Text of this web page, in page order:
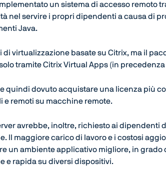
un sistema di accesso remoto
nel servire i propri dipendenti a causa di
Java.
di virtualizzazione basate su Citrix, ma il
tramite Citrix Virtual Apps (in precedenza
quindi dovuto acquistare una licenza più
remoti su macchine remote.
avrebbe, inoltre, richiesto ai dipendenti
Il maggiore carico di lavoro e i costosi
un ambiente applicativo migliore, in grado
e rapida su diversi dispositivi.